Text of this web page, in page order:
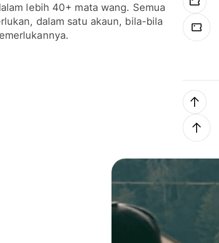
lebih 40+ mata wang. Semua
dalam satu akaun, bila-bila